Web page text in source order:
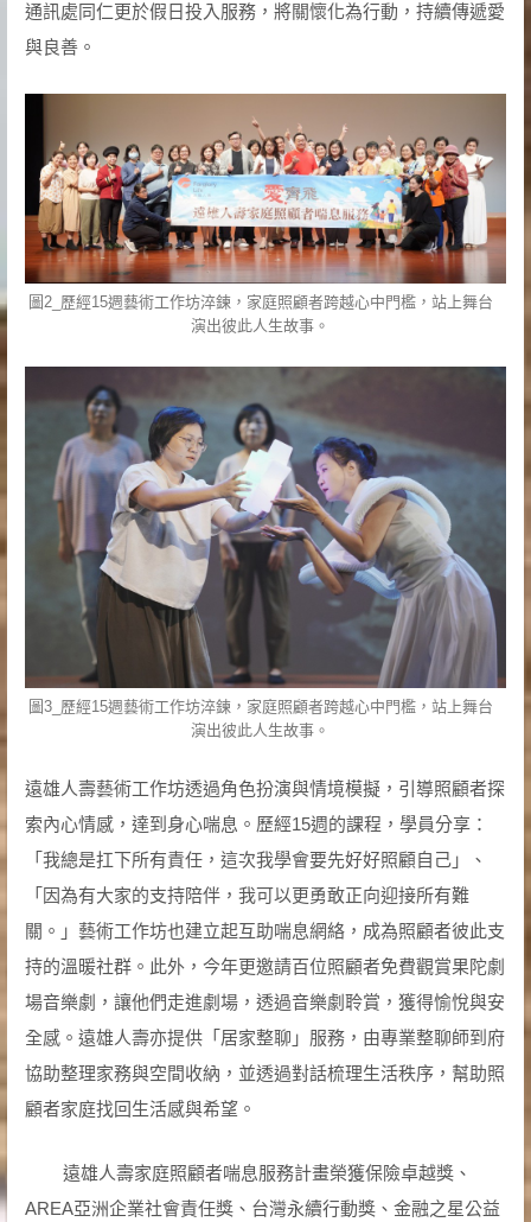
通訊處同仁更於假日投入服務，將關懷化為行動，持續傳遞愛
與良善。
圖2_歷經15週藝術工作坊淬鍊，家庭照顧者跨越心中門檻，站上舞台
演出彼此人生故事。
圖3_歷經15週藝術工作坊淬鍊，家庭照顧者跨越心中門檻，站上舞台
演出彼此人生故事。
遠雄人壽藝術工作坊透過角色扮演與情境模擬，引導照顧者探
索內心情感，達到身心喘息。歷經15週的課程，學員分享：
「我總是扛下所有責任，這次我學會要先好好照顧自己」、
「因為有大家的支持陪伴，我可以更勇敢正向迎接所有難
關。」藝術工作坊也建立起互助喘息網絡，成為照顧者彼此支
持的溫暖社群。此外，今年更邀請百位照顧者免費觀賞果陀劇
場音樂劇，讓他們走進劇場，透過音樂劇聆賞，獲得愉悅與安
全感。遠雄人壽亦提供「居家整聊」服務，由專業整聊師到府
協助整理家務與空間收納，並透過對話梳理生活秩序，幫助照
顧者家庭找回生活感與希望。
遠雄人壽家庭照顧者喘息服務計畫榮獲保險卓越獎、
AREA亞洲企業社會責任獎、台灣永續行動獎、金融之星公益